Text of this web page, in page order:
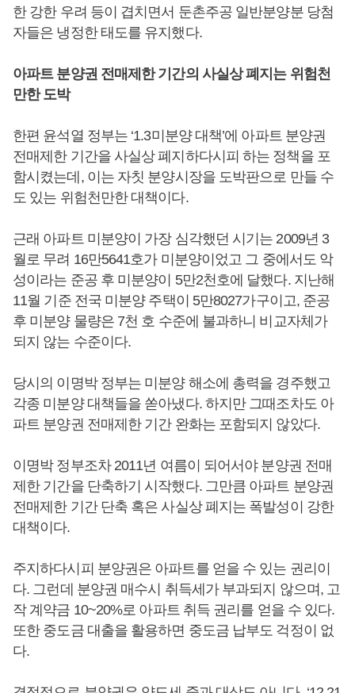
한 강한 우려 등이 겹치면서 둔촌주공 일반분양분 당첨
자들은 냉정한 태도를 유지했다.
아파트 분양권 전매제한 기간의 사실상 폐지는 위험천
만한 도박
한편 윤석열 정부는 ‘1.3미분양 대책’에 아파트 분양권
전매제한 기간을 사실상 폐지하다시피 하는 정책을 포
함시켰는데, 이는 자칫 분양시장을 도박판으로 만들 수
도 있는 위험천만한 대책이다.
근래 아파트 미분양이 가장 심각했던 시기는 2009년 3
월로 무려 16만5641호가 미분양이었고 그 중에서도 악
성이라는 준공 후 미분양이 5만2천호에 달했다. 지난해
11월 기준 전국 미분양 주택이 5만8027가구이고, 준공
후 미분양 물량은 7천 호 수준에 불과하니 비교자체가
되지 않는 수준이다.
당시의 이명박 정부는 미분양 해소에 총력을 경주했고
각종 미분양 대책들을 쏟아냈다. 하지만 그때조차도 아
파트 분양권 전매제한 기간 완화는 포함되지 않았다.
이명박 정부조차 2011년 여름이 되어서야 분양권 전매
제한 기간을 단축하기 시작했다. 그만큼 아파트 분양권
전매제한 기간 단축 혹은 사실상 폐지는 폭발성이 강한
대책이다.
주지하다시피 분양권은 아파트를 얻을 수 있는 권리이
다. 그런데 분양권 매수시 취득세가 부과되지 않으며, 고
작 계약금 10~20%로 아파트 취득 권리를 얻을 수 있다.
또한 중도금 대출을 활용하면 중도금 납부도 걱정이 없
다.